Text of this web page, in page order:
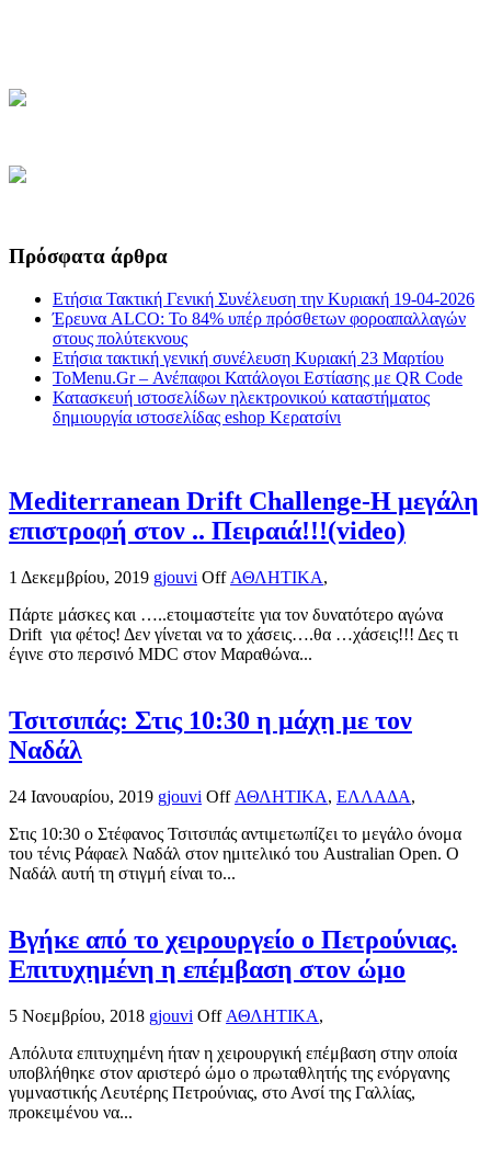
Πρόσφατα άρθρα
Ετήσια Τακτική Γενική Συνέλευση την Κυριακή 19-04-2026
Έρευνα ALCO: Το 84% υπέρ πρόσθετων φοροαπαλλαγών
στους πολύτεκνους
Ετήσια τακτική γενική συνέλευση Κυριακή 23 Μαρτίου
ToMenu.Gr – Ανέπαφοι Κατάλογοι Εστίασης με QR Code
Κατασκευή ιστοσελίδων ηλεκτρονικού καταστήματος
δημιουργία ιστοσελίδας eshop Κερατσίνι
Mediterranean Drift Challenge-Η μεγάλη
επιστροφή στον .. Πειραιά!!!(video)
1 Δεκεμβρίου, 2019 gjouvi Off ΑΘΛΗΤΙΚΑ,
Πάρτε μάσκες και …..ετοιμαστείτε για τον δυνατότερο αγώνα
Drift για φέτος! Δεν γίνεται να το χάσεις….θα …χάσεις!!! Δες τι
έγινε στο περσινό MDC στον Μαραθώνα...
Τσιτσιπάς: Στις 10:30 η μάχη με τον
Ναδάλ
24 Ιανουαρίου, 2019 gjouvi Off ΑΘΛΗΤΙΚΑ, ΕΛΛΑΔΑ,
Στις 10:30 ο Στέφανος Τσιτσιπάς αντιμετωπίζει το μεγάλο όνομα
του τένις Ράφαελ Ναδάλ στον ημιτελικό του Australian Open. Ο
Ναδάλ αυτή τη στιγμή είναι το...
Βγήκε από το χειρουργείο ο Πετρούνιας.
Επιτυχημένη η επέμβαση στον ώμο
5 Νοεμβρίου, 2018 gjouvi Off ΑΘΛΗΤΙΚΑ,
Απόλυτα επιτυχημένη ήταν η χειρουργική επέμβαση στην οποία
υποβλήθηκε στον αριστερό ώμο ο πρωταθλητής της ενόργανης
γυμναστικής Λευτέρης Πετρούνιας, στο Ανσί της Γαλλίας,
προκειμένου να...